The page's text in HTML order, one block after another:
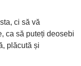
ci să vă
ca să puteți deosebi
plăcută și